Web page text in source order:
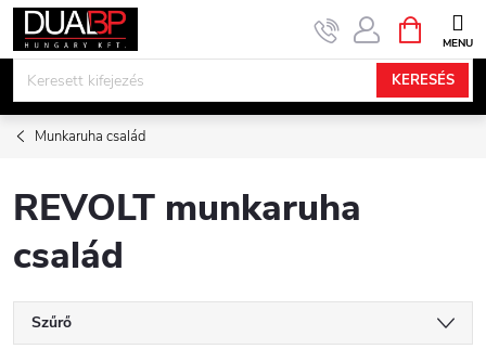
Ugrás
KERESÉS
KOSÁR
Munkaruha család
REVOLT munkaruha
család
Szűrő